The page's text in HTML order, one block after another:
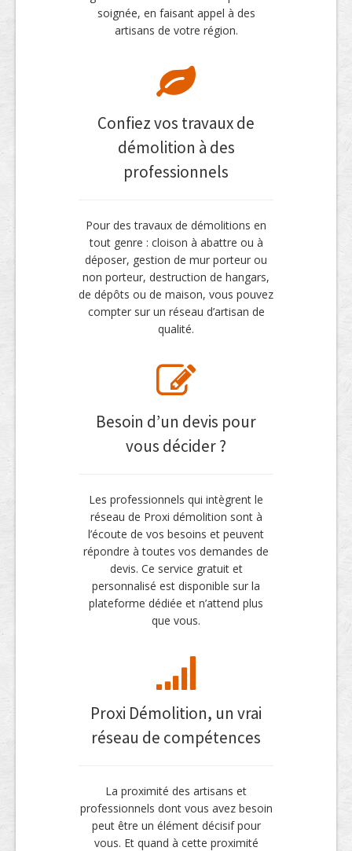
soignée, en faisant appel à des
artisans de votre région.
Confiez vos travaux de
démolition à des
professionnels
Pour des travaux de démolitions en
tout genre : cloison à abattre ou à
déposer, gestion de mur porteur ou
non porteur, destruction de hangars,
de dépôts ou de maison, vous pouvez
compter sur un réseau d’artisan de
qualité.
Besoin d’un devis pour
vous décider ?
Les professionnels qui intègrent le
réseau de Proxi démolition sont à
l’écoute de vos besoins et peuvent
répondre à toutes vos demandes de
devis. Ce service gratuit et
personnalisé est disponible sur la
plateforme dédiée et n’attend plus
que vous.
Proxi Démolition, un vrai
réseau de compétences
La proximité des artisans et
professionnels dont vous avez besoin
peut être un élément décisif pour
vous. Et quand à cette proximité